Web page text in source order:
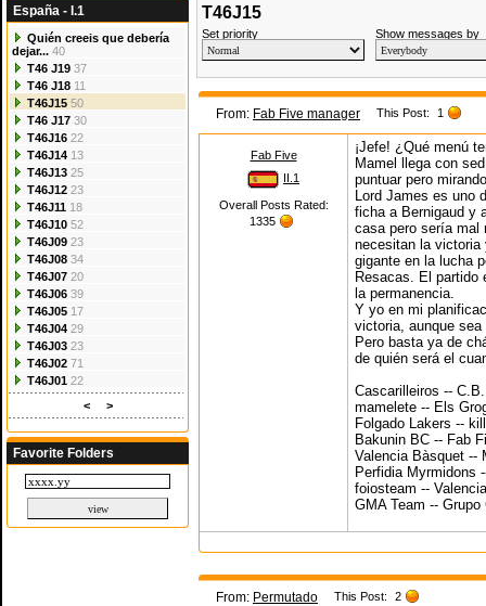
España - I.1
Quién creeis que debería
dejar... 40
T46 J19 37
T46 J18 11
T46J15 50
T46 J17 30
T46J16 22
T46J14 13
T46J13 25
T46J12 23
T46J11 18
T46J10 52
T46J09 23
T46J08 34
T46J07 20
T46J06 39
T46J05 17
T46J04 29
T46J03 23
T46J02 71
T46J01 22
<
>
Favorite Folders
T46J15
Set priority Show messages by
From: Fab Five manager This Post: 1
Fab Five
II.1
Overall Posts Rated:
1335
¡Jefe! ¿Qué menú
Mamel llega con
puntuar pero
Lord James es uno
ficha a Bernigaud y
casa pero sería mal
necesitan la victoria
gigante en la lucha
Resacas. El partido
la permanencia.
Y yo en mi
victoria, aunque
Pero basta ya de
de quién será el
Cascarilleiros --
mamelete -- Els
Folgado Lakers --
Bakunin BC -- Fab
Valencia Bàsquet --
Perfidia Myrmidons
foiosteam --
GMA Team -- Grupo
From: Permutado This Post: 2